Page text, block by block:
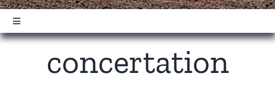
Navigation
à
concertation